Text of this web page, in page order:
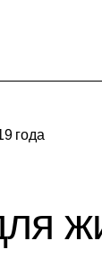
года